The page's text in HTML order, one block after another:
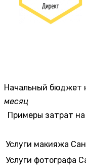
Начальный бюджет
месяц
Примеры затрат
Услуги макияжа
Услуги фотографа